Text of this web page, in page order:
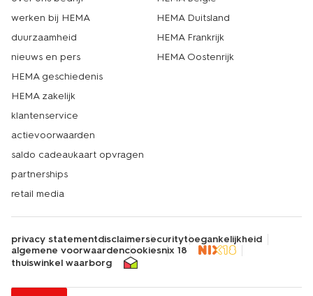
werken bij HEMA
duurzaamheid
nieuws en pers
HEMA geschiedenis
HEMA zakelijk
klantenservice
actievoorwaarden
saldo cadeaukaart opvragen
partnerships
retail media
HEMA Duitsland
HEMA Frankrijk
HEMA Oostenrijk
privacy statementdisclaimersecuritytoegankelijkheid
algemene voorwaardencookiesnix 18
thuiswinkel waarborg